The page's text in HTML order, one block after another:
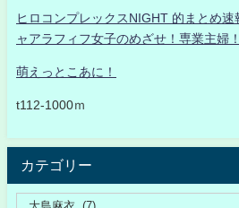
ヒロコンプレックスNIGHT 的まとめ
ャアラフィフ女子のめざせ！専業主婦
萌えっとこあに！
t112-1000ｍ
カテゴリー